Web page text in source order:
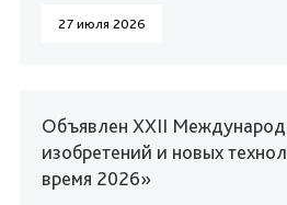
27 июля 2026
Объявлен XXII
изобретений и новых
время 2026»